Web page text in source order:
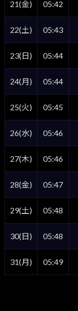
21(金) 05:42
22(土) 05:43
23(日) 05:44
24(月) 05:44
25(火) 05:45
26(水) 05:46
27(木) 05:46
28(金) 05:47
29(土) 05:48
30(日) 05:48
31(月) 05:49